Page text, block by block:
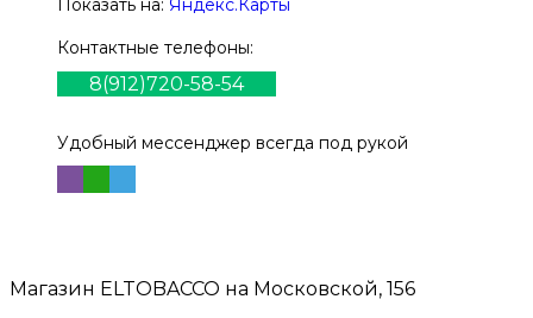
Показать на: Яндекс.Карты
Контактные телефоны:
8(912)720-58-54
Удобный мессенджер всегда под рукой
Магазин ELTOBACCO на Московской, 156